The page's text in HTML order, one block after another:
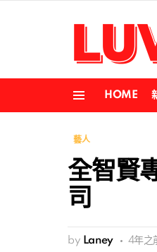
HOME
藝人
全智賢
司
by Laney 4年之